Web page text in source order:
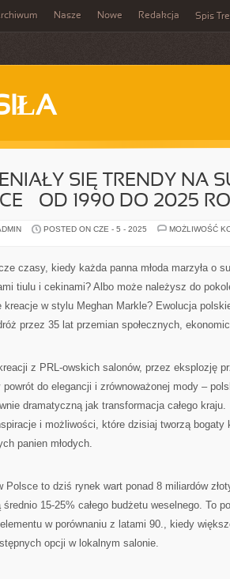
Nasze Nowe Redakcja Spis
SIĘ TRENDY NA
– OD 1990 DO 2025
POSTED ON CZE - 5 - 2025
MOŻLIWOŚĆ
czasy, kiedy każda panna młoda marzyła o
tiulu i cekinami? Albo może należysz do
kreacje w stylu Meghan Markle? Ewolucja
przez 35 lat przemian społecznych,
z PRL-owskich salonów, przez eksplozję
powrót do elegancji i zrównoważonej mody –
dramatyczną jak transformacja całego kraju.
i możliwości, które dzisiaj tworzą bogaty
panien młodych.
Polsce to dziś rynek wart ponad 8 miliardów
15-25% całego budżetu weselnego. To
w porównaniu z latami 90., kiedy
opcji w lokalnym salonie.